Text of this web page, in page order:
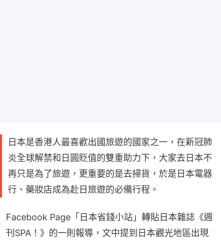
日本是香港人最喜歡出國旅遊的國家之一，在新冠肺
炎全球解禁和日圓貶值的雙重助力下，大家去日本不
再只是為了旅遊，更重要的是去掃貨，於是日本電器
行、藥妝店成為赴日旅遊的必備行程。
Facebook Page「日本省錢小站」轉貼日本雜誌《週
刊SPA！》的一則報導，文中提到日本觀光地區出現